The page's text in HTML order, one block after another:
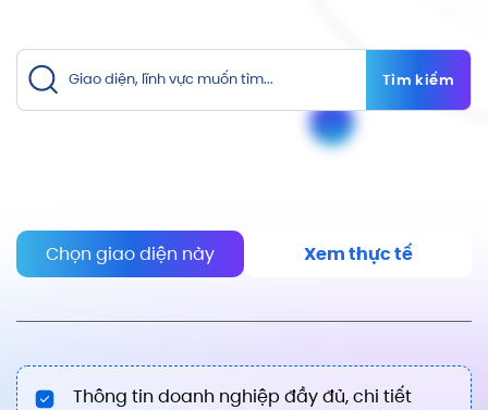
Tìm kiếm
Chọn giao diện này Xem thực tế
Thông tin doanh nghiệp đầy đủ, chi tiết